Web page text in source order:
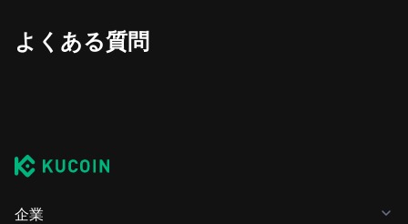
よくある質問
企業